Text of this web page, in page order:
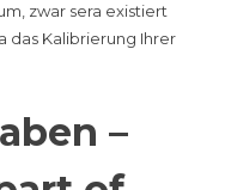
zwar sera existiert
das Kalibrierung Ihrer
–